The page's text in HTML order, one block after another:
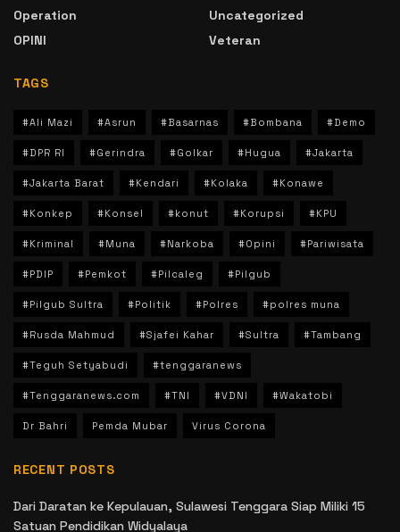
Operation
OPINI
Uncategorized
Veteran
TAGS
#Ali Mazi #Asrun #Basarnas #Bombana #Demo
#DPR RI #Gerindra #Golkar #Hugua #Jakarta
#Jakarta Barat #Kendari #Kolaka #Konawe
#Konkep #Konsel #konut #Korupsi #KPU
#Kriminal #Muna #Narkoba #Opini #Pariwisata
#PDIP #Pemkot #Pilcaleg #Pilgub
#Pilgub Sultra #Politik #Polres #polres muna
#Rusda Mahmud #Sjafei Kahar #Sultra #Tambang
#Teguh Setyabudi #tenggaranews
#Tenggaranews.com #TNI #VDNI #Wakatobi
Dr Bahri Pemda Mubar Virus Corona
RECENT POSTS
Dari Daratan ke Kepulauan, Sulawesi Tenggara Siap Miliki 15
Satuan Pendidikan Widyalaya